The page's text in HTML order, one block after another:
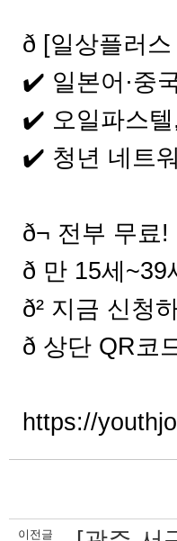
ð [일상플러
✔️ 일본어·중
✔️ 오일파스텔
✔️ 청년 네트
ð¬ 전부 무료!
ð 만 15세
ð² 지금 신청
ð 상단 QR
https://
이전글